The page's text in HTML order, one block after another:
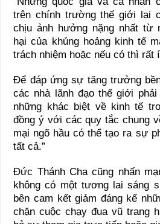
trên chính trường thế giới lại
chịu ảnh hưởng nặng nhất từ
hại của khủng hoảng kinh tế
trách nhiệm hoặc nếu có thì rất
Để đáp ứng sự tăng trưởng
các nhà lãnh đạo thế giới phải
những khác biệt về kinh tế
đồng ý với các quy tắc chung
mại ngõ hầu có thể tạo ra sự
tất cả.”
Đức Thánh Cha cũng nhấn
không có một tương lai sáng
bên cam kết giảm đáng kể
chặn cuộc chạy đua vũ trang